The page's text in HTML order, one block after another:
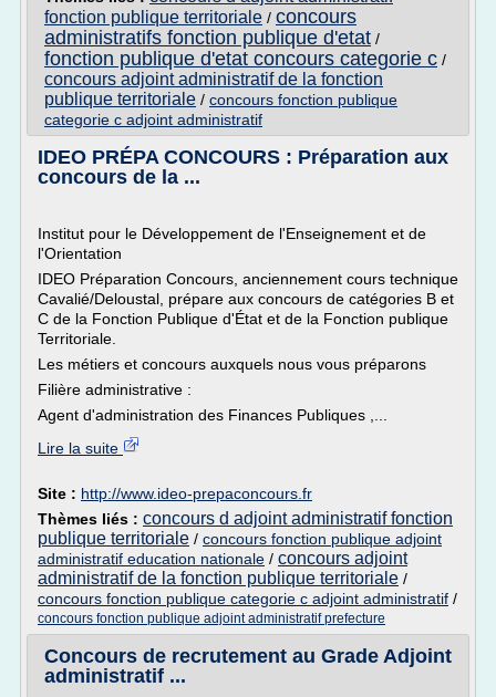
fonction publique territoriale / concours
administratifs fonction publique d'etat /
fonction publique d'etat concours categorie c /
concours adjoint administratif de la fonction
publique territoriale / concours fonction publique
categorie c adjoint administratif
IDEO PRÉPA CONCOURS : Préparation aux
concours de la ...
Institut pour le Développement de l'Enseignement et de
l'Orientation
IDEO Préparation Concours, anciennement cours technique
Cavalié/Deloustal, prépare aux concours de catégories B et
C de la Fonction Publique d'État et de la Fonction publique
Territoriale.
Les métiers et concours auxquels nous vous préparons
Filière administrative :
Agent d'administration des Finances Publiques ,...
Lire la suite
Site : http://www.ideo-prepaconcours.fr
Thèmes liés : concours d adjoint administratif fonction
publique territoriale / concours fonction publique adjoint
administratif education nationale / concours adjoint
administratif de la fonction publique territoriale /
concours fonction publique categorie c adjoint administratif /
concours fonction publique adjoint administratif prefecture
Concours de recrutement au Grade Adjoint
administratif ...